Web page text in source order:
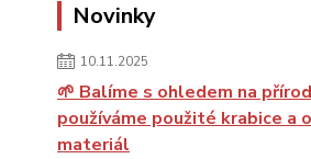
Novinky
10.11.2025
🌱 Balíme s ohledem na
používáme použité krabice a
materiál